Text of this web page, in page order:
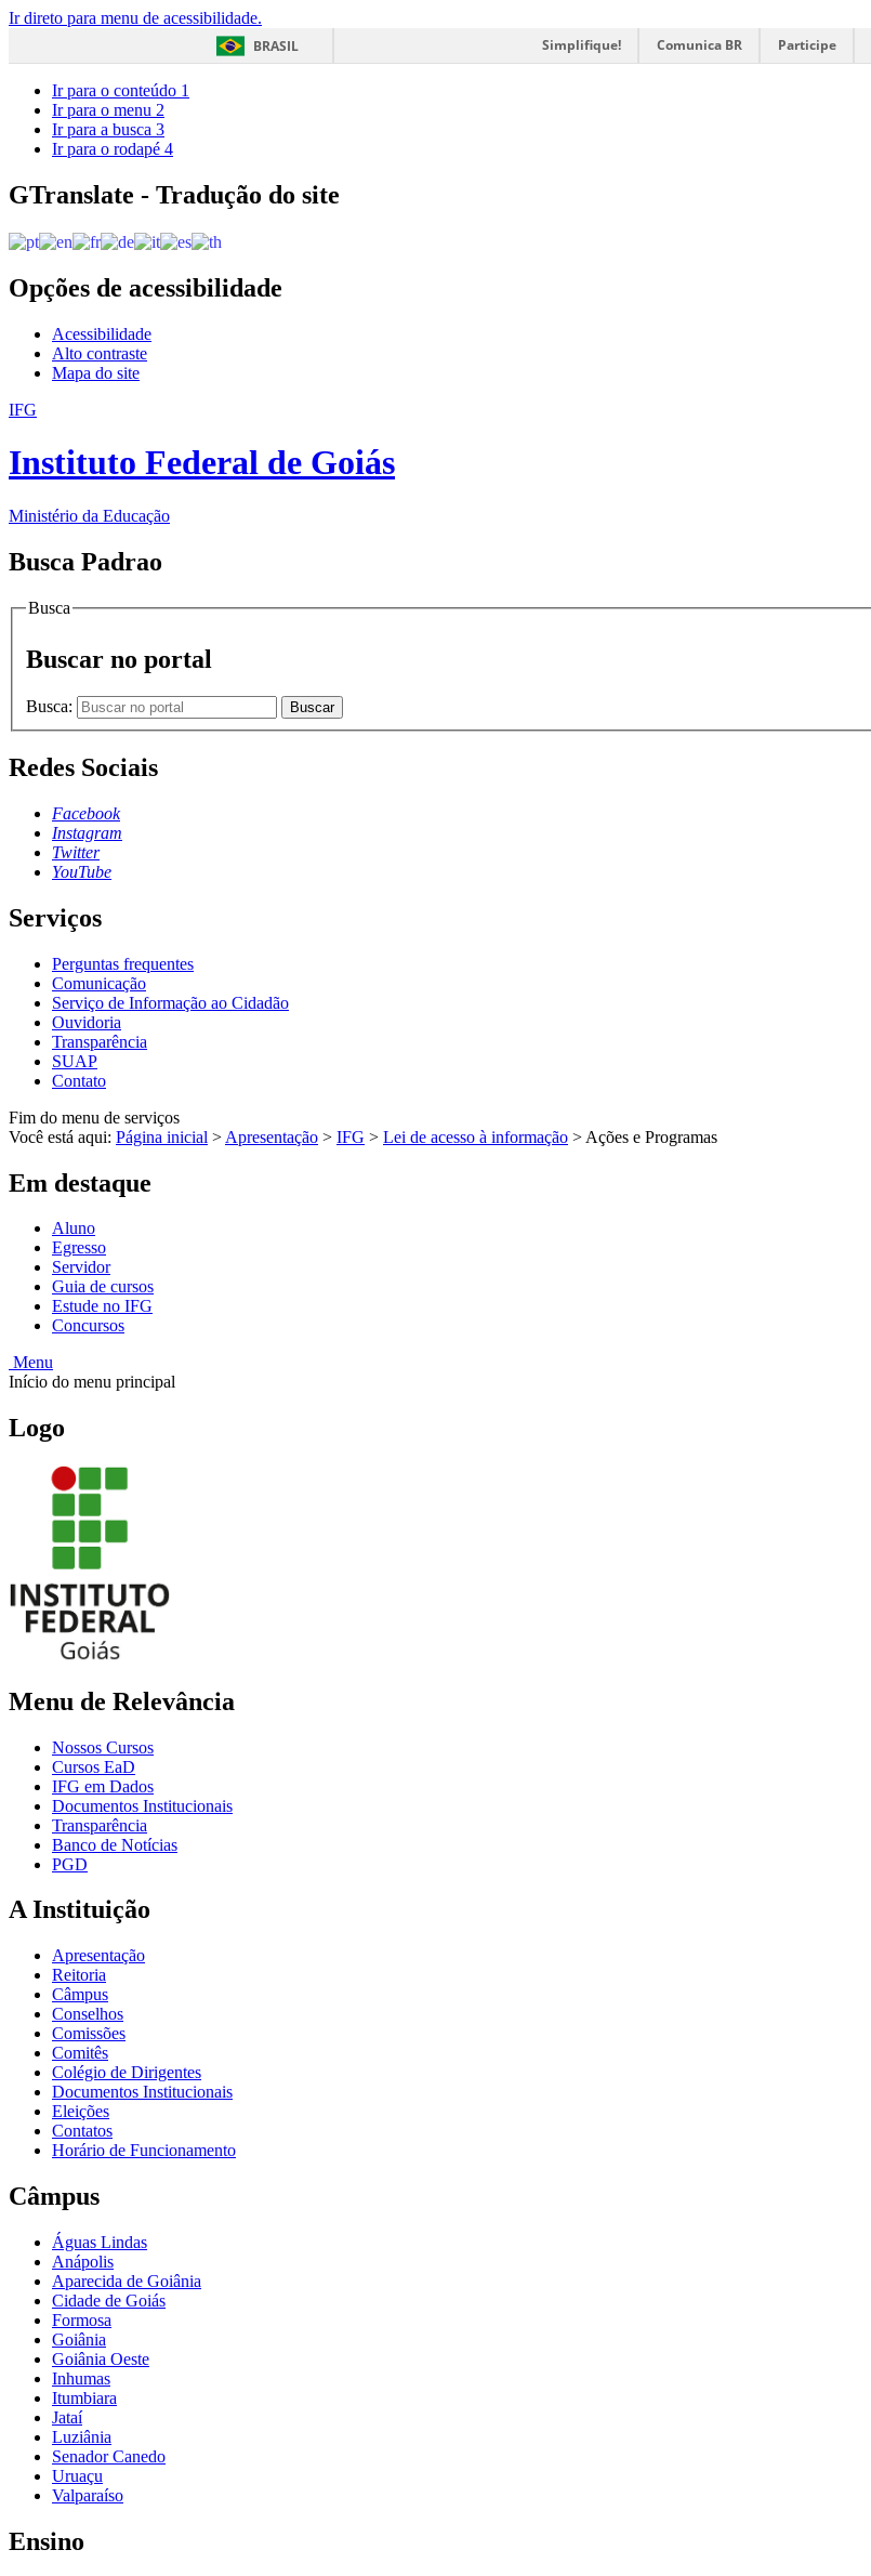
Ir direto para menu de acessibilidade.
BRASIL
Simplifique! Comunica BR Participe
Ir para o conteúdo 1
Ir para o menu 2
Ir para a busca 3
Ir para o rodapé 4
GTranslate - Tradução do site
Opções de acessibilidade
Acessibilidade
Alto contraste
Mapa do site
IFG
Instituto Federal de Goiás
Ministério da Educação
Busca Padrao
Busca
Buscar no portal
Busca: Buscar
Redes Sociais
Facebook
Instagram
Twitter
YouTube
Serviços
Perguntas frequentes
Comunicação
Serviço de Informação ao Cidadão
Ouvidoria
Transparência
SUAP
Contato
Fim do menu de serviços
Você está aqui: Página inicial > Apresentação > IFG > Lei de acesso à informação > Ações e Programas
Em destaque
Aluno
Egresso
Servidor
Guia de cursos
Estude no IFG
Concursos
Menu
Início do menu principal
Logo
Menu de Relevância
Nossos Cursos
Cursos EaD
IFG em Dados
Documentos Institucionais
Transparência
Banco de Notícias
PGD
A Instituição
Apresentação
Reitoria
Câmpus
Conselhos
Comissões
Comitês
Colégio de Dirigentes
Documentos Institucionais
Eleições
Contatos
Horário de Funcionamento
Câmpus
Águas Lindas
Anápolis
Aparecida de Goiânia
Cidade de Goiás
Formosa
Goiânia
Goiânia Oeste
Inhumas
Itumbiara
Jataí
Luziânia
Senador Canedo
Uruaçu
Valparaíso
Ensino